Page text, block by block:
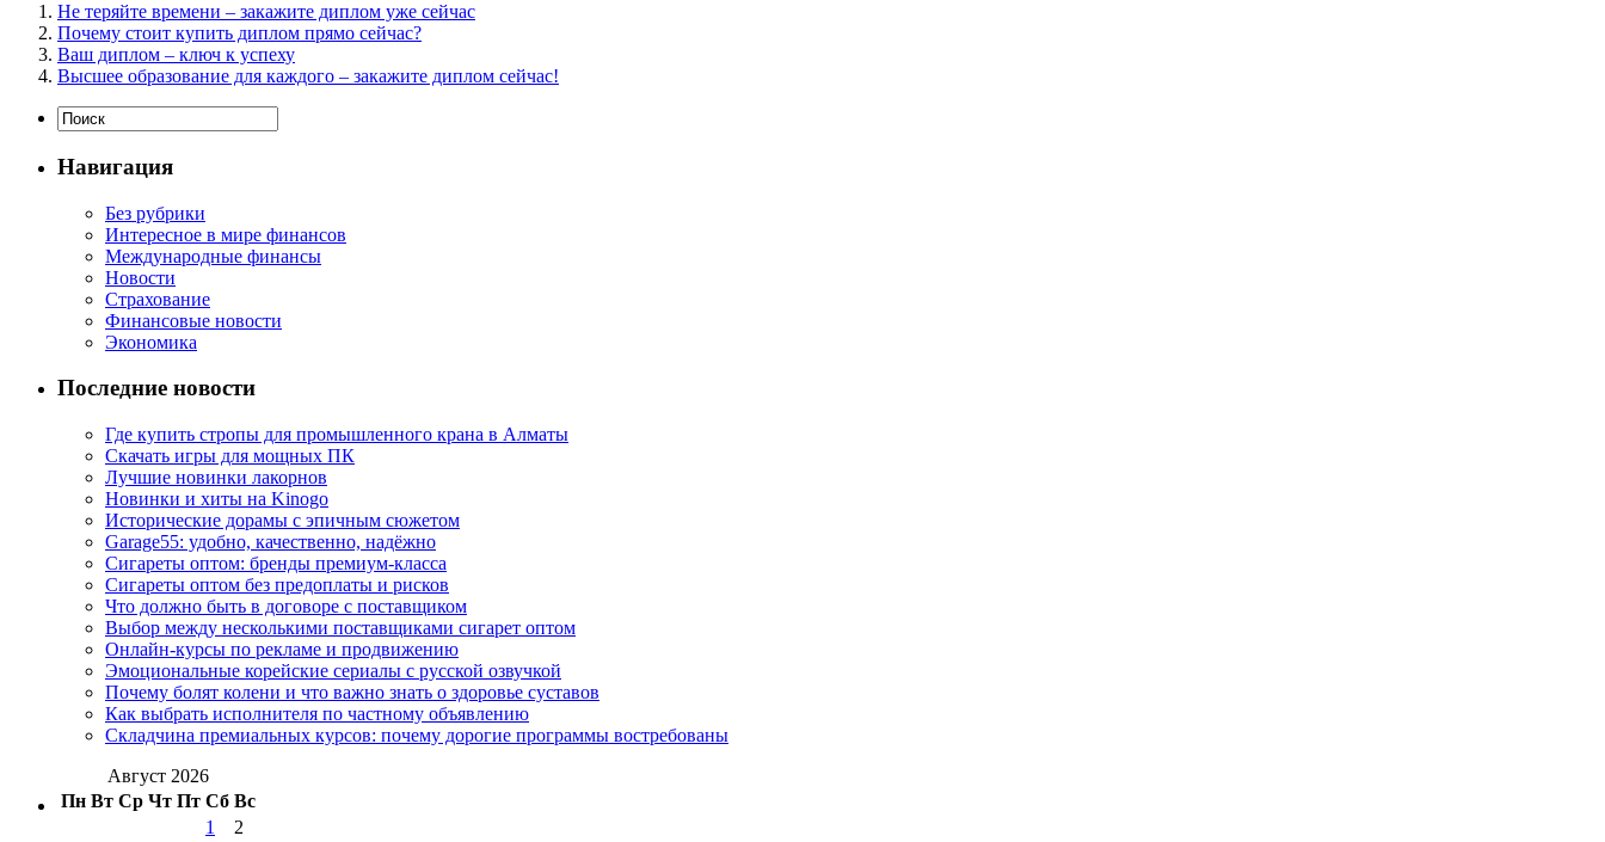
Не теряйте времени – закажите диплом уже сейчас
Почему стоит купить диплом прямо сейчас?
Ваш диплом – ключ к успеху
Высшее образование для каждого – закажите диплом сейчас!
Навигация
Без рубрики
Интересное в мире финансов
Международные финансы
Новости
Страхование
Финансовые новости
Экономика
Последние новости
Где купить стропы для промышленного крана в Алматы
Скачать игры для мощных ПК
Лучшие новинки лакорнов
Новинки и хиты на Kinogo
Исторические дорамы с эпичным сюжетом
Garage55: удобно, качественно, надёжно
Сигареты оптом: бренды премиум-класса
Сигареты оптом без предоплаты и рисков
Что должно быть в договоре с поставщиком
Выбор между несколькими поставщиками сигарет оптом
Онлайн-курсы по рекламе и продвижению
Эмоциональные корейские сериалы с русской озвучкой
Почему болят колени и что важно знать о здоровье суставов
Как выбрать исполнителя по частному объявлению
Складчина премиальных курсов: почему дорогие программы востребованы
Август 2026
Пн Вт Ср Чт Пт Сб Вс
1
2